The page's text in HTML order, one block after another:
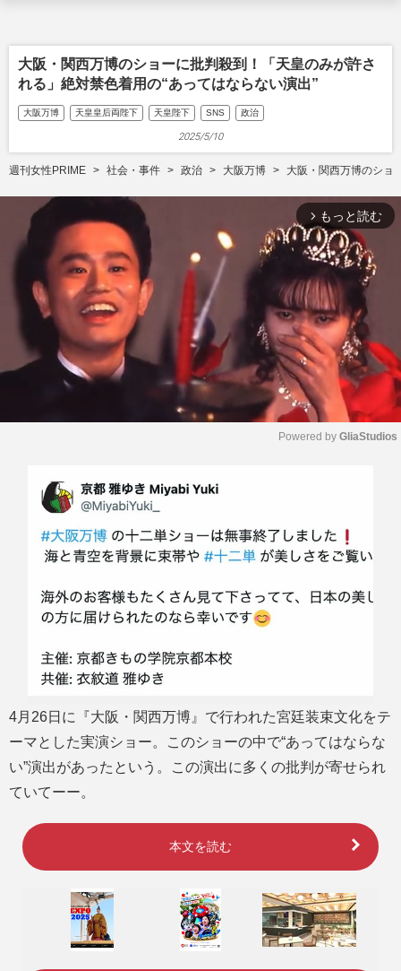
大阪・関西万博のショーに批判殺到！「天皇のみが許さ
れる」絶対禁色着用の“あってはならない演出”
大阪万博 天皇皇后両陛下 天皇陛下 SNS 政治
2025/5/10
週刊女性PRIME 社会・事件 政治 大阪万博 大阪・関西万博のショ
arrow_forward_ios もっと読む
Powered by GliaStudios
4月26日に『大阪・関西万博』で行われた宮廷装束文化をテ
ーマとした実演ショー。このショーの中で“あってはならな
い”演出があったという。この演出に多くの批判が寄せられ
ていてーー。
本文を読む